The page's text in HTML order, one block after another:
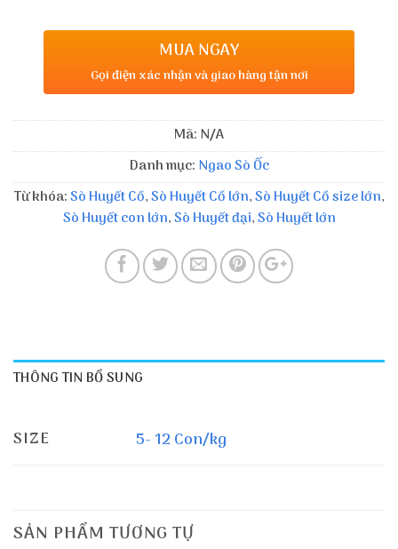
MUA NGAY
Gọi điện xác nhận và giao hàng tận nơi
Mã: N/A
Danh mục: Ngao Sò Ốc
Từ khóa:Sò Huyết Cồ,Sò Huyết Cồ lớn,Sò Huyết Cồ size lớn,
Sò Huyết con lớn,Sò Huyết đại,Sò Huyết lớn
THÔNG TIN BỔ SUNG
SIZE 5- 12 Con/kg
SẢN PHẨM TƯƠNG TỰ